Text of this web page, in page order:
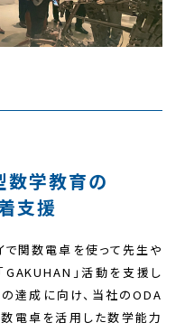
数学教育の
支援
関数電卓を使って先生や
」活動を支援し
達成に向け、当社のODA
電卓を活用した数学能力